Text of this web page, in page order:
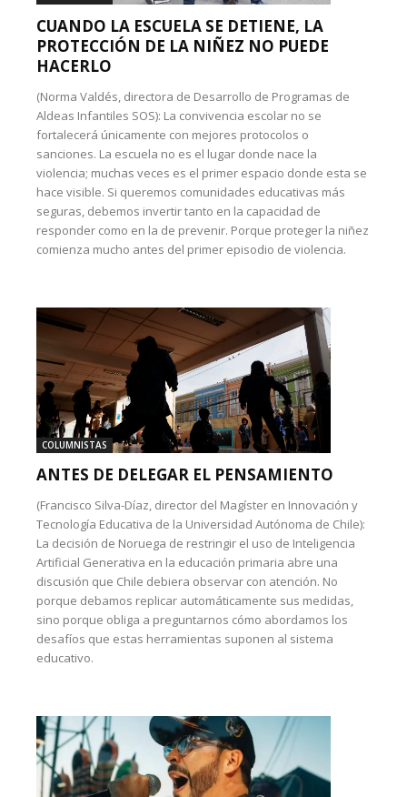
CUANDO LA ESCUELA SE DETIENE, LA
PROTECCIÓN DE LA NIÑEZ NO PUEDE
HACERLO
(Norma Valdés, directora de Desarrollo de Programas de
Aldeas Infantiles SOS): La convivencia escolar no se
fortalecerá únicamente con mejores protocolos o
sanciones. La escuela no es el lugar donde nace la
violencia; muchas veces es el primer espacio donde esta se
hace visible. Si queremos comunidades educativas más
seguras, debemos invertir tanto en la capacidad de
responder como en la de prevenir. Porque proteger la niñez
comienza mucho antes del primer episodio de violencia.
COLUMNISTAS
ANTES DE DELEGAR EL PENSAMIENTO
(Francisco Silva-Díaz, director del Magíster en Innovación y
Tecnología Educativa de la Universidad Autónoma de Chile):
La decisión de Noruega de restringir el uso de Inteligencia
Artificial Generativa en la educación primaria abre una
discusión que Chile debiera observar con atención. No
porque debamos replicar automáticamente sus medidas,
sino porque obliga a preguntarnos cómo abordamos los
desafíos que estas herramientas suponen al sistema
educativo.